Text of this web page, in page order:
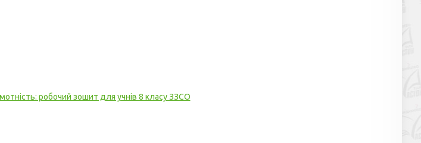
робочий зошит для учнів 8 класу ЗЗСО